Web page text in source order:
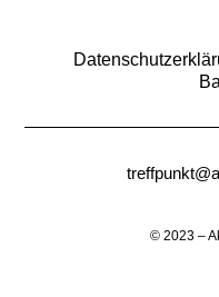
© 2023 –